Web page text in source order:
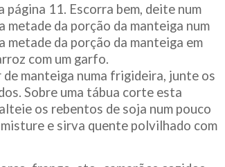
11. Escorra bem, deite num
da porção da manteiga num
metade da porção da manteiga em
com um garfo.
de manteiga numa frigideira, junte os
Sobre uma tábua corte esta
os rebentos de soja num pouco
e sirva quente polvilhado com